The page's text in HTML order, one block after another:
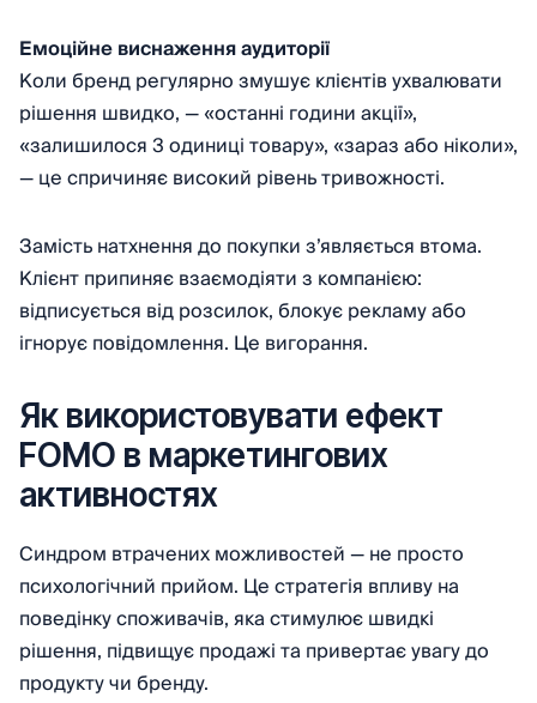
Емоційне виснаження аудиторії
Коли бренд регулярно змушує клієнтів ухвалювати
рішення швидко, — «останні години акції»,
«залишилося 3 одиниці товару», «зараз або ніколи»,
— це спричиняє високий рівень тривожності.
Замість натхнення до покупки з’являється втома.
Клієнт припиняє взаємодіяти з компанією:
відписується від розсилок, блокує рекламу або
ігнорує повідомлення. Це вигорання.
Як використовувати ефект
FOMO в маркетингових
активностях
Синдром втрачених можливостей — не просто
психологічний прийом. Це стратегія впливу на
поведінку споживачів, яка стимулює швидкі
рішення, підвищує продажі та привертає увагу до
продукту чи бренду.